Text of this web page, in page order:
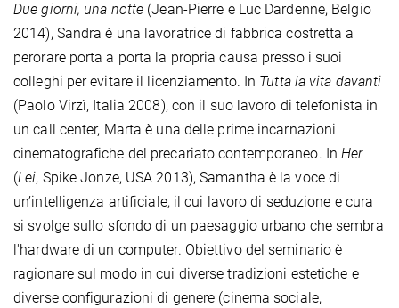
Due giorni, una notte (Jean-Pierre e Luc Dardenne, Belgio
2014), Sandra è una lavoratrice di fabbrica costretta a
perorare porta a porta la propria causa presso i suoi
colleghi per evitare il licenziamento. In Tutta la vita davanti
(Paolo Virzì, Italia 2008), con il suo lavoro di telefonista in
un call center, Marta è una delle prime incarnazioni
cinematografiche del precariato contemporaneo. InHer
(Lei, Spike Jonze, USA 2013), Samantha è la voce di
un’intelligenza artificiale, il cui lavoro di seduzione e cura
si svolge sullo sfondo di un paesaggio urbano che sembra
l'hardware di un computer. Obiettivo del seminario è
ragionare sul modo in cui diverse tradizioni estetiche e
diverse configurazioni di genere (cinema sociale,